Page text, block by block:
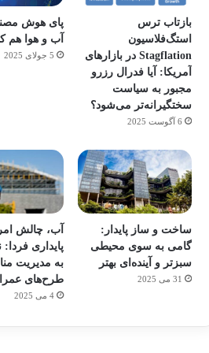
بازتاب ترس
استگ‌فلاسیون
Stagflation در بازارهای
آمریکا: آیا فدرال رزرو
مجبور به سیاست
سختگیرانه‌تر می‌شود؟
6 آگوست 2025
پای هوش
آب و هوا هم
5 جولای 2025
ساخت و ساز پایدار:
گامی به سوی محیطی
سبزتر و آینده‌ای بهتر
31 می 2025
آب، چالش
پایداری فردا:
به مدیریت
طرح‌های
4 می 2025
هدفون های 2023